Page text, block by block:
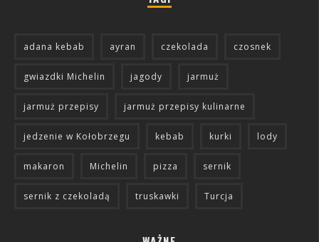
adana kebab ayran czekolada czosnek
gwiazdki Michelin jagody jarmuż
jarmuż przepisy jarmuż przepisy kulinarne
jedzenie w Kołobrzegu kebab kurki lody
makaron Michelin pizza sernik
sernik z czekoladą truskawki Turcja